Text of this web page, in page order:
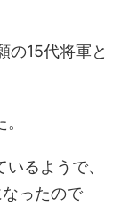
の15代将軍と
るようで、
ったので